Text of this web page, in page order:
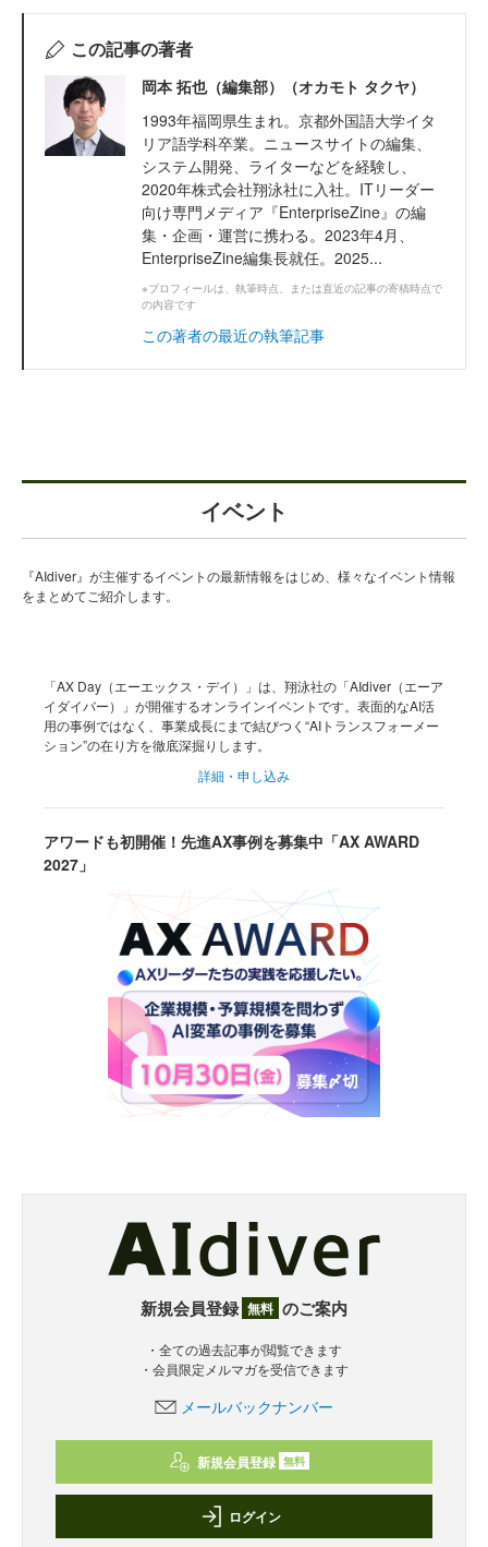
この記事の著者
岡本 拓也（編集部）（オカモト タクヤ）
1993年福岡県生まれ。京都外国語大学イタ
リア語学科卒業。ニュースサイトの編集、
システム開発、ライターなどを経験し、
2020年株式会社翔泳社に入社。ITリーダー
向け専門メディア『EnterpriseZine』の編
集・企画・運営に携わる。2023年4月、
EnterpriseZine編集長就任。2025...
※プロフィールは、執筆時点、または直近の記事の寄稿時点で
の内容です
この著者の最近の執筆記事
イベント
『AIdiver』が主催するイベントの最新情報をはじめ、様々なイベント情報
をまとめてご紹介します。
「AX Day（エーエックス・デイ）」は、翔泳社の「AIdiver（エーア
イダイバー）」が開催するオンラインイベントです。表面的なAI活
用の事例ではなく、事業成長にまで結びつく“AIトランスフォーメー
ション”の在り方を徹底深掘りします。
詳細・申し込み
アワードも初開催！先進AX事例を募集中「AX AWARD
2027」
新規会員登録 無料 のご案内
・全ての過去記事が閲覧できます
・会員限定メルマガを受信できます
メールバックナンバー
新規会員登録 無料
ログイン